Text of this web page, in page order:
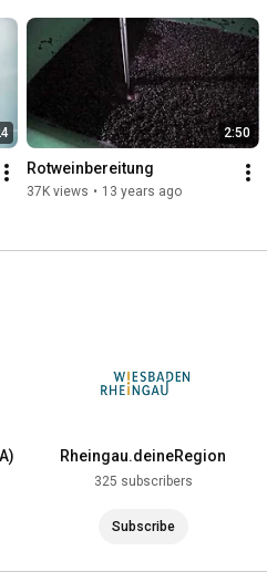
2:50
Rotweinbereitung
37K views • 13 years ago
Rheingau.deineRegion
325 subscribers
Subscribe